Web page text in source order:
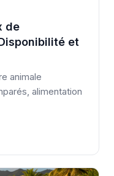
de
et
animale
alimentation